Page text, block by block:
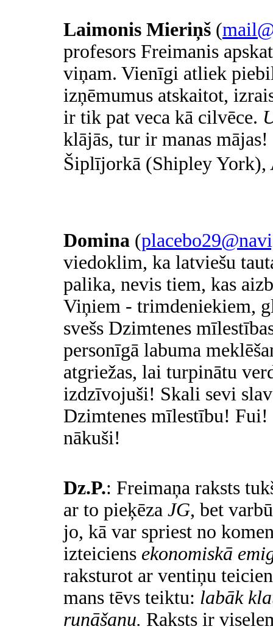
Laimonis Mieriņš (
profesors Freimanis
viņam. Vienīgi atliek
izņēmumus atskaitot,
ir tik pat veca kā cilvēce.
klājās, tur ir manas mājas!
Šiplījorkā (Shipley York),
Domina (
viedoklim, ka latviešu
palika, nevis tiem, kas
Viņiem - trimdeniekiem,
svešs Dzimtenes
personīgā labuma
atgriežas, lai turpinātu
izdzīvojuši! Skali sevi
Dzimtenes mīlestību!
nākuši!
Dz.P.: Freimaņa raksts
ar to pieķēza JG, bet
jo, kā var spriest no
izteiciens ekonomiskā
raksturot ar ventiņu
mans tēvs teiktu: labāk
runāšanu. Raksts ir